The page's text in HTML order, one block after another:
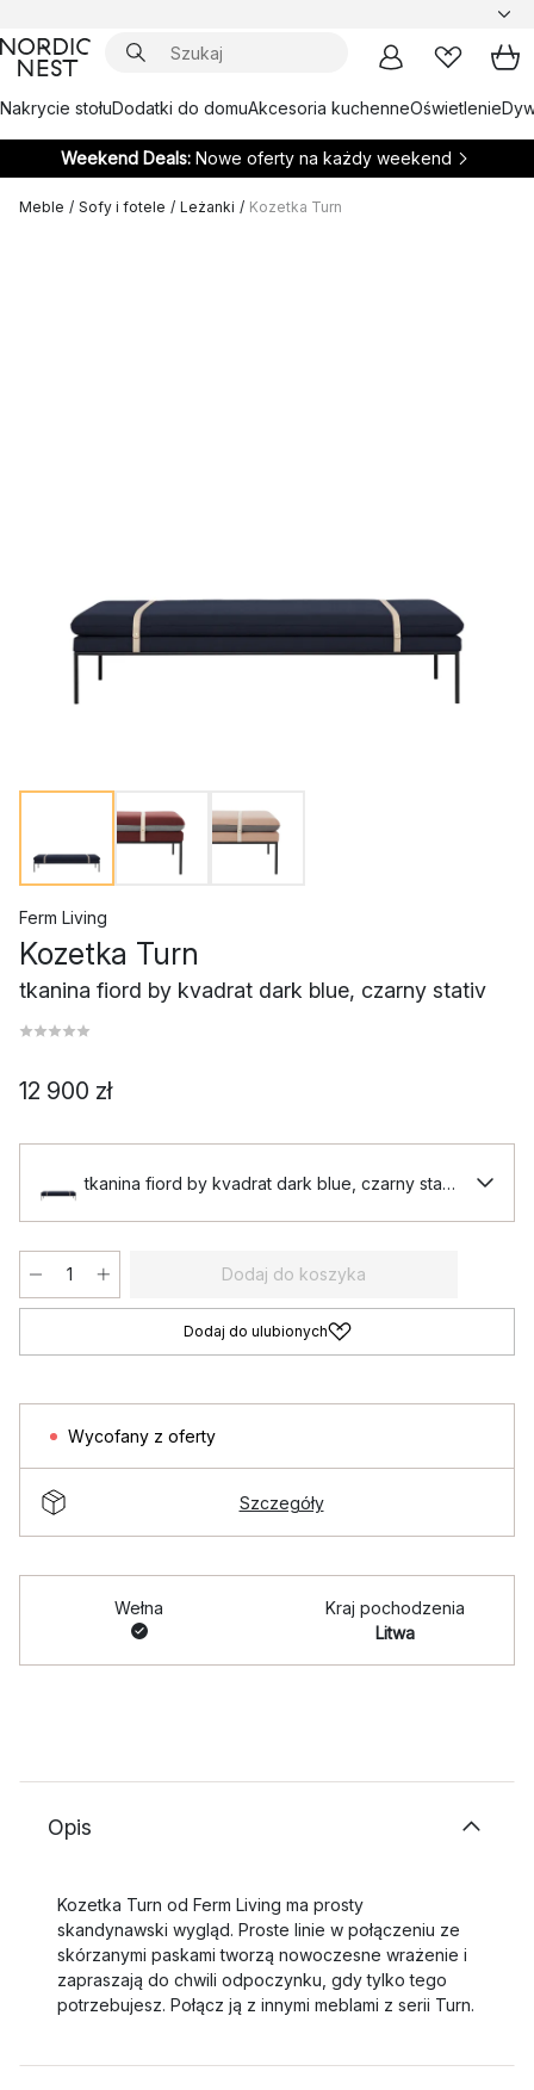
Nakrycie stołuDodatki do domuAkcesoria kuchenneOświetlenie
Weekend Deals: Nowe oferty na każdy weekend
Meble / Sofy i fotele / Leżanki / Kozetka Turn
Ferm Living
Kozetka Turn
tkanina fiord by kvadrat dark blue, czarny stativ
12 900 zł
tkanina fiord by kvadrat dark blue, czarny stativ
Dodaj do koszyka
Dodaj do ulubionych
Wycofany z oferty
Szczegóły
Wełna
Kraj pochodzenia
Litwa
Opis
Kozetka Turn od Ferm Living ma prosty
skandynawski wygląd. Proste linie w połączeniu ze
skórzanymi paskami tworzą nowoczesne wrażenie i
zapraszają do chwili odpoczynku, gdy tylko tego
potrzebujesz. Połącz ją z innymi meblami z serii Turn.